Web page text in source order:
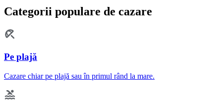
Categorii populare de cazare
Pe plajă
Cazare chiar pe plajă sau în primul rând la mare.